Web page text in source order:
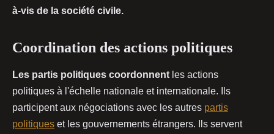
à-vis de la société civile.
Coordination des actions politiques
Les partis politiques coordonnent les actions
politiques à l'échelle nationale et internationale. Ils
participent aux négociations avec les autres partis
politiques et les gouvernements étrangers. Ils servent